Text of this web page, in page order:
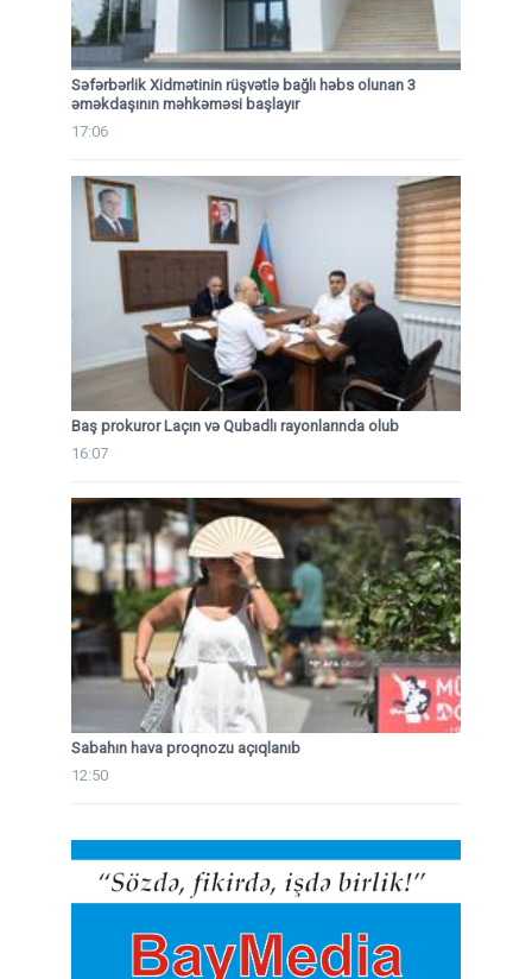
Səfərbərlik Xidmətinin rüşvətlə bağlı həbs olunan 3
əməkdaşının məhkəməsi başlayır
17:06
Baş prokuror Laçın və Qubadlı rayonlarında olub
16:07
Sabahın hava proqnozu açıqlanıb
12:50